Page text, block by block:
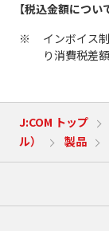
【税込金額につい
インボイス
り消費税差
J:COM トップ
ル）
製品